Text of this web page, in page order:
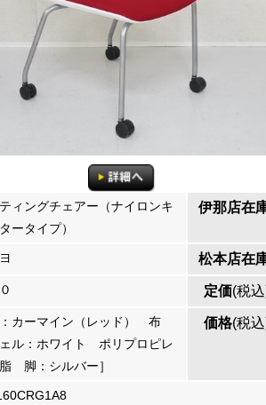
ィングチェアー（ナイロンキ
ータイプ）
伊那店在
松本店在
定価(税
カーマイン（レッド） 布
ェル：ホワイト ポリプロピレ
脚：シルバー］
価格(税